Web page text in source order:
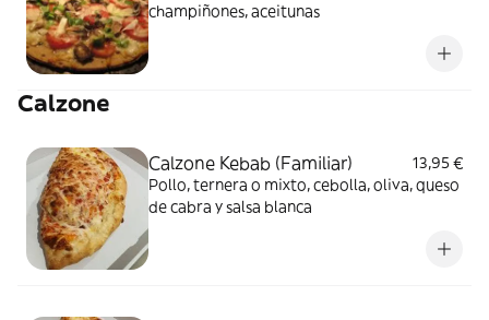
champiñones, aceitunas
Calzone
Calzone Kebab (Familiar)
13,95 €
Pollo, ternera o mixto, cebolla, oliva, queso
de cabra y salsa blanca